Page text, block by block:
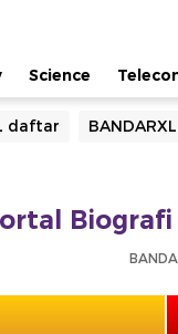
Science
daftar